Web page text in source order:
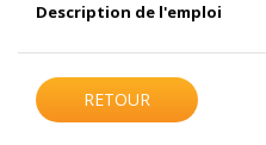
Description de l'emploi
RETOUR